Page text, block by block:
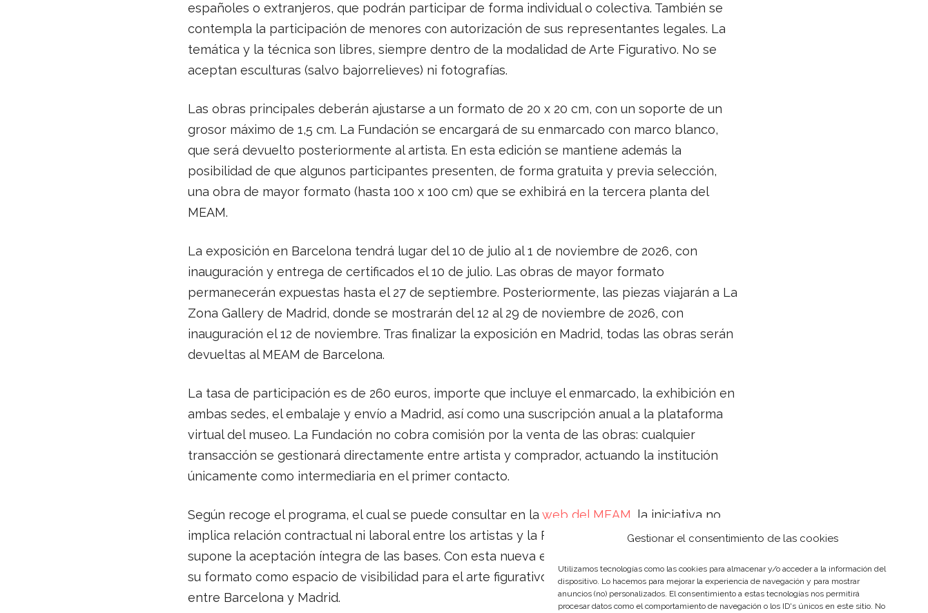
Gestionar el consentimiento de las cookies
Utilizamos tecnologías como las cookies para almacenar y/o acceder a la información del
dispositivo. Lo hacemos para mejorar la experiencia de navegación y para mostrar
anuncios (no) personalizados. El consentimiento a estas tecnologías nos permitirá
procesar datos como el comportamiento de navegación o los ID's únicos en este sitio. No
españoles o extranjeros, que podrán participar de forma individual o colectiva. También se
contempla la participación de menores con autorización de sus representantes legales. La
temática y la técnica son libres, siempre dentro de la modalidad de Arte Figurativo. No se
aceptan esculturas (salvo bajorrelieves) ni fotografías.
Las obras principales deberán ajustarse a un formato de 20 x 20 cm, con un soporte de un
grosor máximo de 1,5 cm. La Fundación se encargará de su enmarcado con marco blanco,
que será devuelto posteriormente al artista. En esta edición se mantiene además la
posibilidad de que algunos participantes presenten, de forma gratuita y previa selección,
una obra de mayor formato (hasta 100 x 100 cm) que se exhibirá en la tercera planta del
MEAM.
La exposición en Barcelona tendrá lugar del 10 de julio al 1 de noviembre de 2026, con
inauguración y entrega de certificados el 10 de julio. Las obras de mayor formato
permanecerán expuestas hasta el 27 de septiembre. Posteriormente, las piezas viajarán a La
Zona Gallery de Madrid, donde se mostrarán del 12 al 29 de noviembre de 2026, con
inauguración el 12 de noviembre. Tras finalizar la exposición en Madrid, todas las obras serán
devueltas al MEAM de Barcelona.
La tasa de participación es de 260 euros, importe que incluye el enmarcado, la exhibición en
ambas sedes, el embalaje y envío a Madrid, así como una suscripción anual a la plataforma
virtual del museo. La Fundación no cobra comisión por la venta de las obras: cualquier
transacción se gestionará directamente entre artista y comprador, actuando la institución
únicamente como intermediaria en el primer contacto.
Según recoge el programa, el cual se puede consultar en la web del MEAM , la iniciativa no
implica relación contractual ni laboral entre los artistas y la Fundación, y la participación
supone la aceptación íntegra de las bases. Con esta nueva edición, The MEAM Hall consolida
su formato como espacio de visibilidad para el arte figurativo contemporáneo, articulado
entre Barcelona y Madrid.